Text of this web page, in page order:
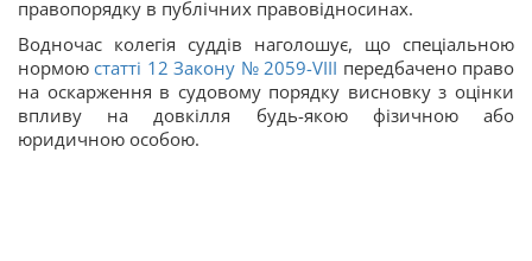
правопорядку в публічних правовідносинах.
Водночас колегія суддів наголошує, що спеціальною
нормоюстатті 12 Закону № 2059-VIII передбачено право
на оскарження в судовому порядку висновку з оцінки
впливу на довкілля будь-якою фізичною або
юридичною особою.